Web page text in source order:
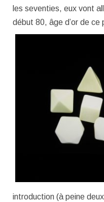
les seventies, eux vont
début 80, âge d’or de ce
introduction (à peine